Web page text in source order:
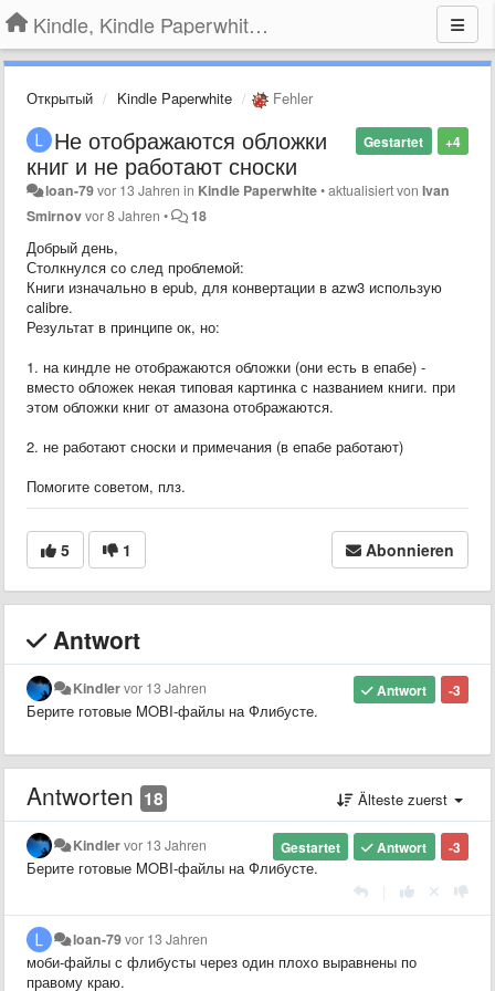
Kindle, Kindle Paperwhite, Kindle Voyage
Открытый Kindle Paperwhite Fehler
+4
Gestartet
Не отображаются обложки
книг и не работают сноски
loan-79vor 13 Jahren in Kindle Paperwhite•aktualisiert vonIvan
Smirnovvor 8 Jahren • 18
Добрый день,
Столкнулся со след проблемой:
Книги изначально в epub, для конвертации в azw3 использую
calibre.
Результат в принципе ок, но:
1. на киндле не отображаются обложки (они есть в епабе) -
вместо обложек некая типовая картинка с названием книги. при
этом обложки книг от амазона отображаются.
2. не работают сноски и примечания (в епабе работают)
Помогите советом, плз.
5 1 Abonnieren
Antwort
-3
Antwort
Kindlervor 13 Jahren
Берите готовые MOBI-файлы на Флибусте.
Antworten 18 Älteste zuerst
-3
Antwort
Gestartet
Kindlervor 13 Jahren
Берите готовые MOBI-файлы на Флибусте.
loan-79vor 13 Jahren
моби-файлы с флибусты через один плохо выравнены по
правому краю.